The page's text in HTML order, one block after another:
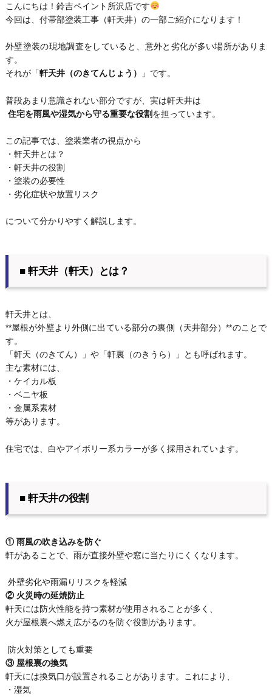
こんにちは！鈴吉ペイント所沢店です
今回は、付帯部塗装工事（軒天井）の一部ご紹介になります！
外壁塗装の現地調査をしていると、意外と劣化が多い場所がありま
す。
それが「軒天井（のきてんじょう） 」です。
普段あまり意識されない部分ですが、実は軒天井は
住宅を雨風や湿気から守る重要な役割を担っています。
この記事では、塗装業者の視点から
・軒天井とは？
・軒天井の役割
・塗装の必要性
・劣化症状や放置リスク
について分かりやすく解説します。
■ 軒天井（軒天）とは？
軒天井とは、
**屋根が外壁より外側に出ている部分の裏側（天井部分）**のことで
す。
「軒天（のきてん）」や「軒裏（のきうら）」とも呼ばれます。
主な素材には、
・ケイカル板
・ベニヤ板
・金属系素材
等があります。
住宅では、白やアイボリー系カラーが多く採用されています。
■ 軒天井の役割
① 雨風の吹き込みを防ぐ
軒があることで、雨が直接外壁や窓に当たりにくくなります。
外壁劣化や雨漏りリスクを軽減
② 火災時の延焼防止
軒天には防火性能を持つ素材が使用されることが多く、
火が屋根裏へ燃え広がるのを防ぐ役割があります。
防火対策としても重要
③ 屋根裏の換気
軒天には換気口が設置されることがあります。これにより、
・湿気